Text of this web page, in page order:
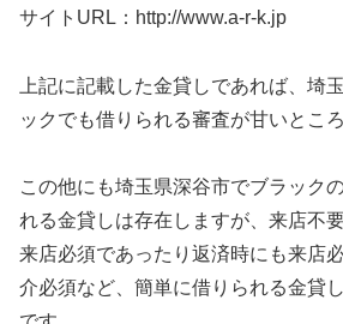
サイトURL：http://www.a-r-k.jp
上記に記載した金貸しであれば、埼
ックでも借りられる審査が甘いとこ
この他にも埼玉県深谷市でブラック
れる金貸しは存在しますが、来店不
来店必須であったり返済時にも来店
介必須など、簡単に借りられる金貸